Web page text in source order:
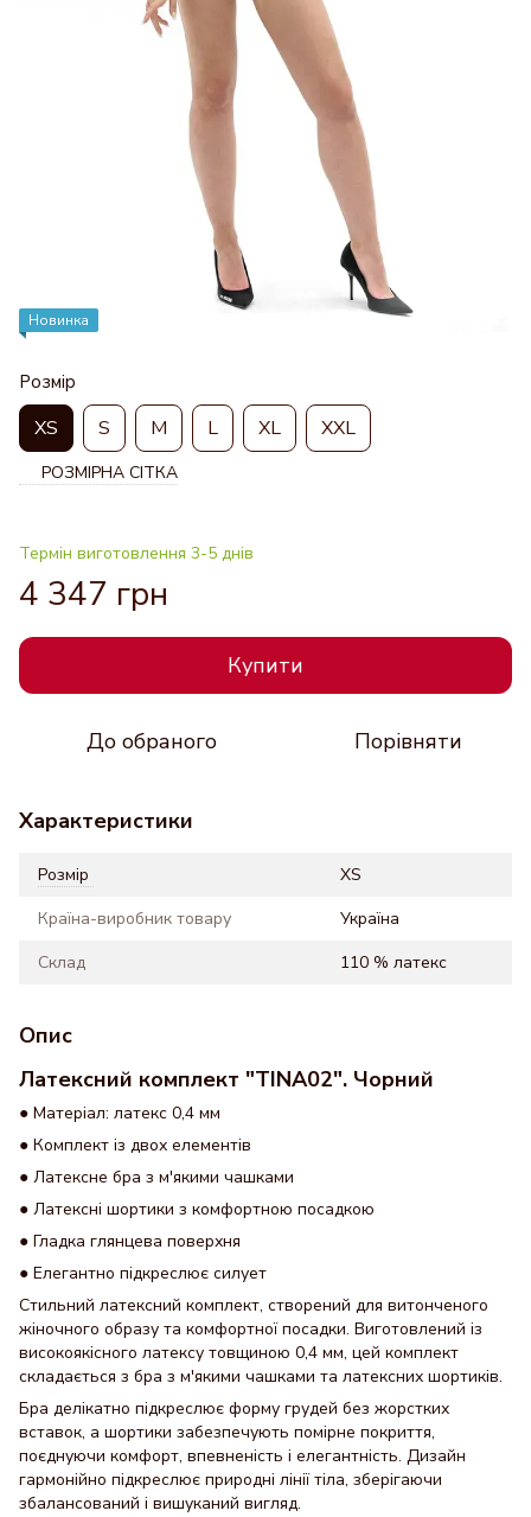
Новинка
Розмір
XS S M L XL XXL
РОЗМІРНА СІТКА
Термін виготовлення 3-5 днів
4 347 грн
Купити
До обраного Порівняти
Характеристики
Розмір
XS
Країна-виробник товару
Україна
Склад
110 % латекс
Опис
Латексний комплект "TINA02". Чорний
● Матеріал: латекс 0,4 мм
● Комплект із двох елементів
● Латексне бра з м'якими чашками
● Латексні шортики з комфортною посадкою
● Гладка глянцева поверхня
● Елегантно підкреслює силует
Стильний латексний комплект, створений для витонченого
жіночного образу та комфортної посадки. Виготовлений із
високоякісного латексу товщиною 0,4 мм, цей комплект
складається з бра з м'якими чашками та латексних шортиків.
Бра делікатно підкреслює форму грудей без жорстких
вставок, а шортики забезпечують помірне покриття,
поєднуючи комфорт, впевненість і елегантність. Дизайн
гармонійно підкреслює природні лінії тіла, зберігаючи
збалансований і вишуканий вигляд.